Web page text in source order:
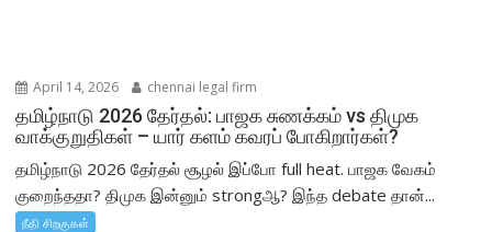
April 14, 2026 chennai legal firm
தமிழ்நாடு 2026 தேர்தல்: பாஜக சுணக்கம் vs திமுக
வாக்குறுதிகள் – யார் களம் கவரப் போகிறார்கள்?
தமிழ்நாடு 2026 தேர்தல் சூழல் இப்போ full heat. பாஜக வேகம்
குறைந்ததா? திமுக இன்னும் strongஆ? இந்த debate தான்...
நீதி சிறகுகள்